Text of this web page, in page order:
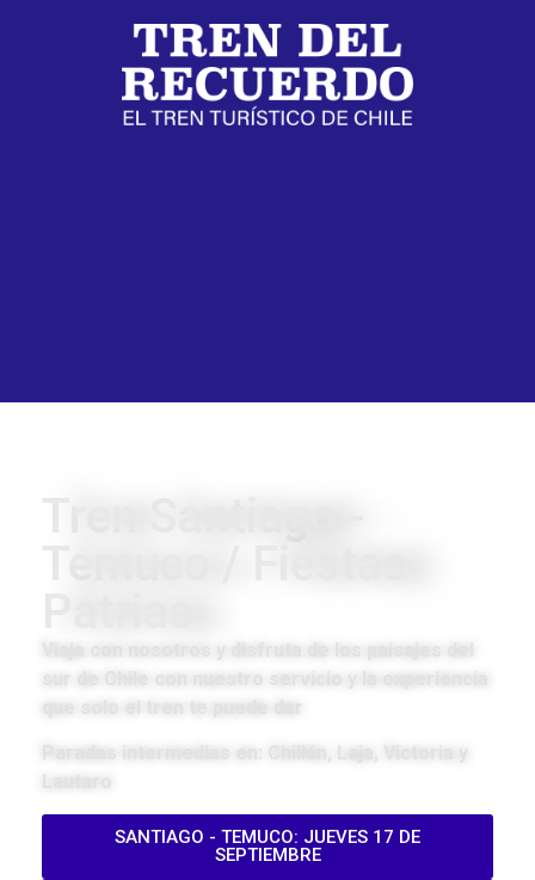
Viaja con nosotros y disfruta de los paisajes del
sur de Chile con nuestro servicio y la experiencia
que solo el tren te puede dar
Paradas intermedias en: Chillán, Laja, Victoria y
SANTIAGO - TEMUCO: JUEVES 17 DE
SEPTIEMBRE